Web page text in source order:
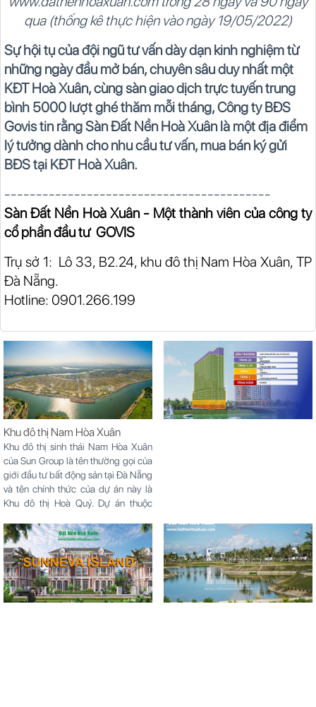
qua (thống kê thực hiện vào ngày 19/05/2022)
Sự hội tụ của đội ngũ tư vấn dày dạn kinh nghiệm từ
những ngày đầu mở bán, chuyên sâu duy nhất một
KĐT Hoà Xuân, cùng sàn giao dịch trực tuyến trung
bình 5000 lượt ghé thăm mỗi tháng, Công ty BĐS
Govis tin rằng Sàn Đất Nền Hoà Xuân là một địa điểm
lý tưởng dành cho nhu cầu tư vấn, mua bán ký gửi
BĐS tại KĐT Hoà Xuân.
------------------------------------------
Sàn Đất Nền Hoà Xuân - Một thành viên của công ty
cổ phần đầu tư GOVIS
Trụ sở 1: Lô 33, B2.24, khu đô thị Nam Hòa Xuân, TP
Đà Nẵng.
Hotline: 0901.266.199
Khu đô thị Nam Hòa Xuân
Khu đô thị sinh thái Nam Hòa Xuân
của Sun Group là tên thường gọi của
giới đầu tư bất động sản tại Đà Nẵng
và tên chính thức của dự án này là
Khu đô thị Hoà Quý. Dự án thuộc
Sơn với...